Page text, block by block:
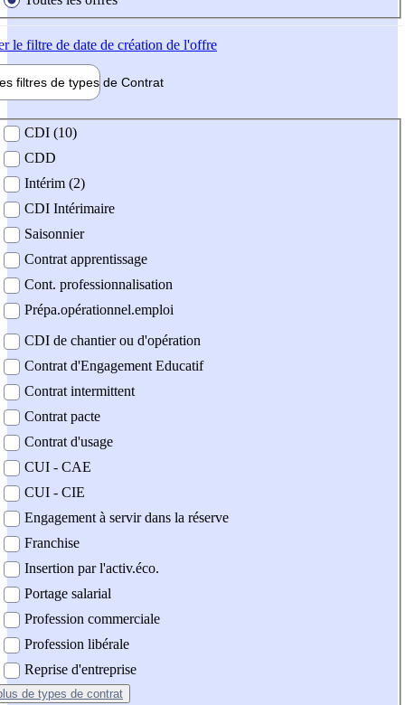
le filtre de date de création de l'offre
filtres de types de Contrat
contrat
CDI (10)
CDD
Intérim (2)
CDI Intérimaire
Saisonnier
Contrat apprentissage
Cont. professionnalisation
Prépa.opérationnel.emploi
CDI de chantier ou d'opération
Contrat d'Engagement Educatif
Contrat intermittent
Contrat pacte
Contrat d'usage
CUI - CAE
CUI - CIE
Engagement à servir dans la réserve
Franchise
Insertion par l'activ.éco.
Portage salarial
Profession commerciale
Profession libérale
Reprise d'entreprise
de types de contrat